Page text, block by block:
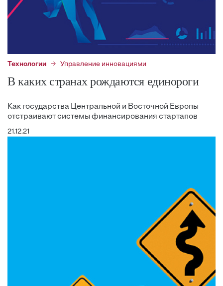
Технологии Управление инновациями
В каких странах рождаются единороги
Как государства Центральной и Восточной Европы
отстраивают системы финансирования стартапов
21.12.21